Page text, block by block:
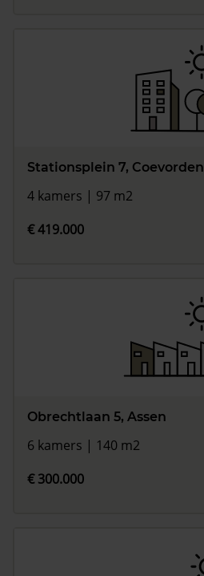
Stationsplein 7, Coevorden
4 kamers | 97 m2
€ 419.000
Obrechtlaan 5, Assen
6 kamers | 140 m2
€ 300.000